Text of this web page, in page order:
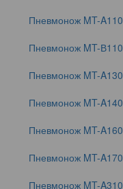
Пневмонож MT-A110
Пневмонож MT-В110
Пневмонож MT-A130
Пневмонож MT-A140
Пневмонож MT-A160
Пневмонож MT-A170
Пневмонож MT-A310